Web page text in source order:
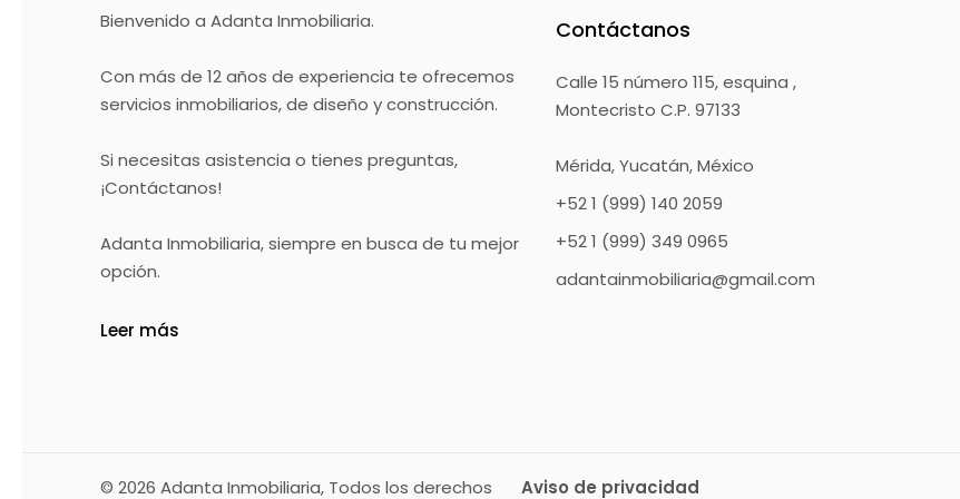
Bienvenido a Adanta Inmobiliaria.
Con más de 12 años de experiencia te ofrecemos
servicios inmobiliarios, de diseño y construcción.
Si necesitas asistencia o tienes preguntas,
¡Contáctanos!
Adanta Inmobiliaria, siempre en busca de tu mejor
opción.
Leer más
Contáctanos
Calle 15 número 115, esquina ,
Montecristo C.P. 97133
Mérida, Yucatán, México
+52 1 (999) 140 2059
+52 1 (999) 349 0965
adantainmobiliaria@gmail.com
© 2026 Adanta Inmobiliaria, Todos los derechos Aviso de privacidad